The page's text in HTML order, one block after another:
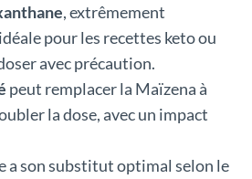
, extrêmement
pour les recettes keto ou
avec précaution.
peut remplacer la Maïzena à
la dose, avec un impact
a son substitut optimal selon le